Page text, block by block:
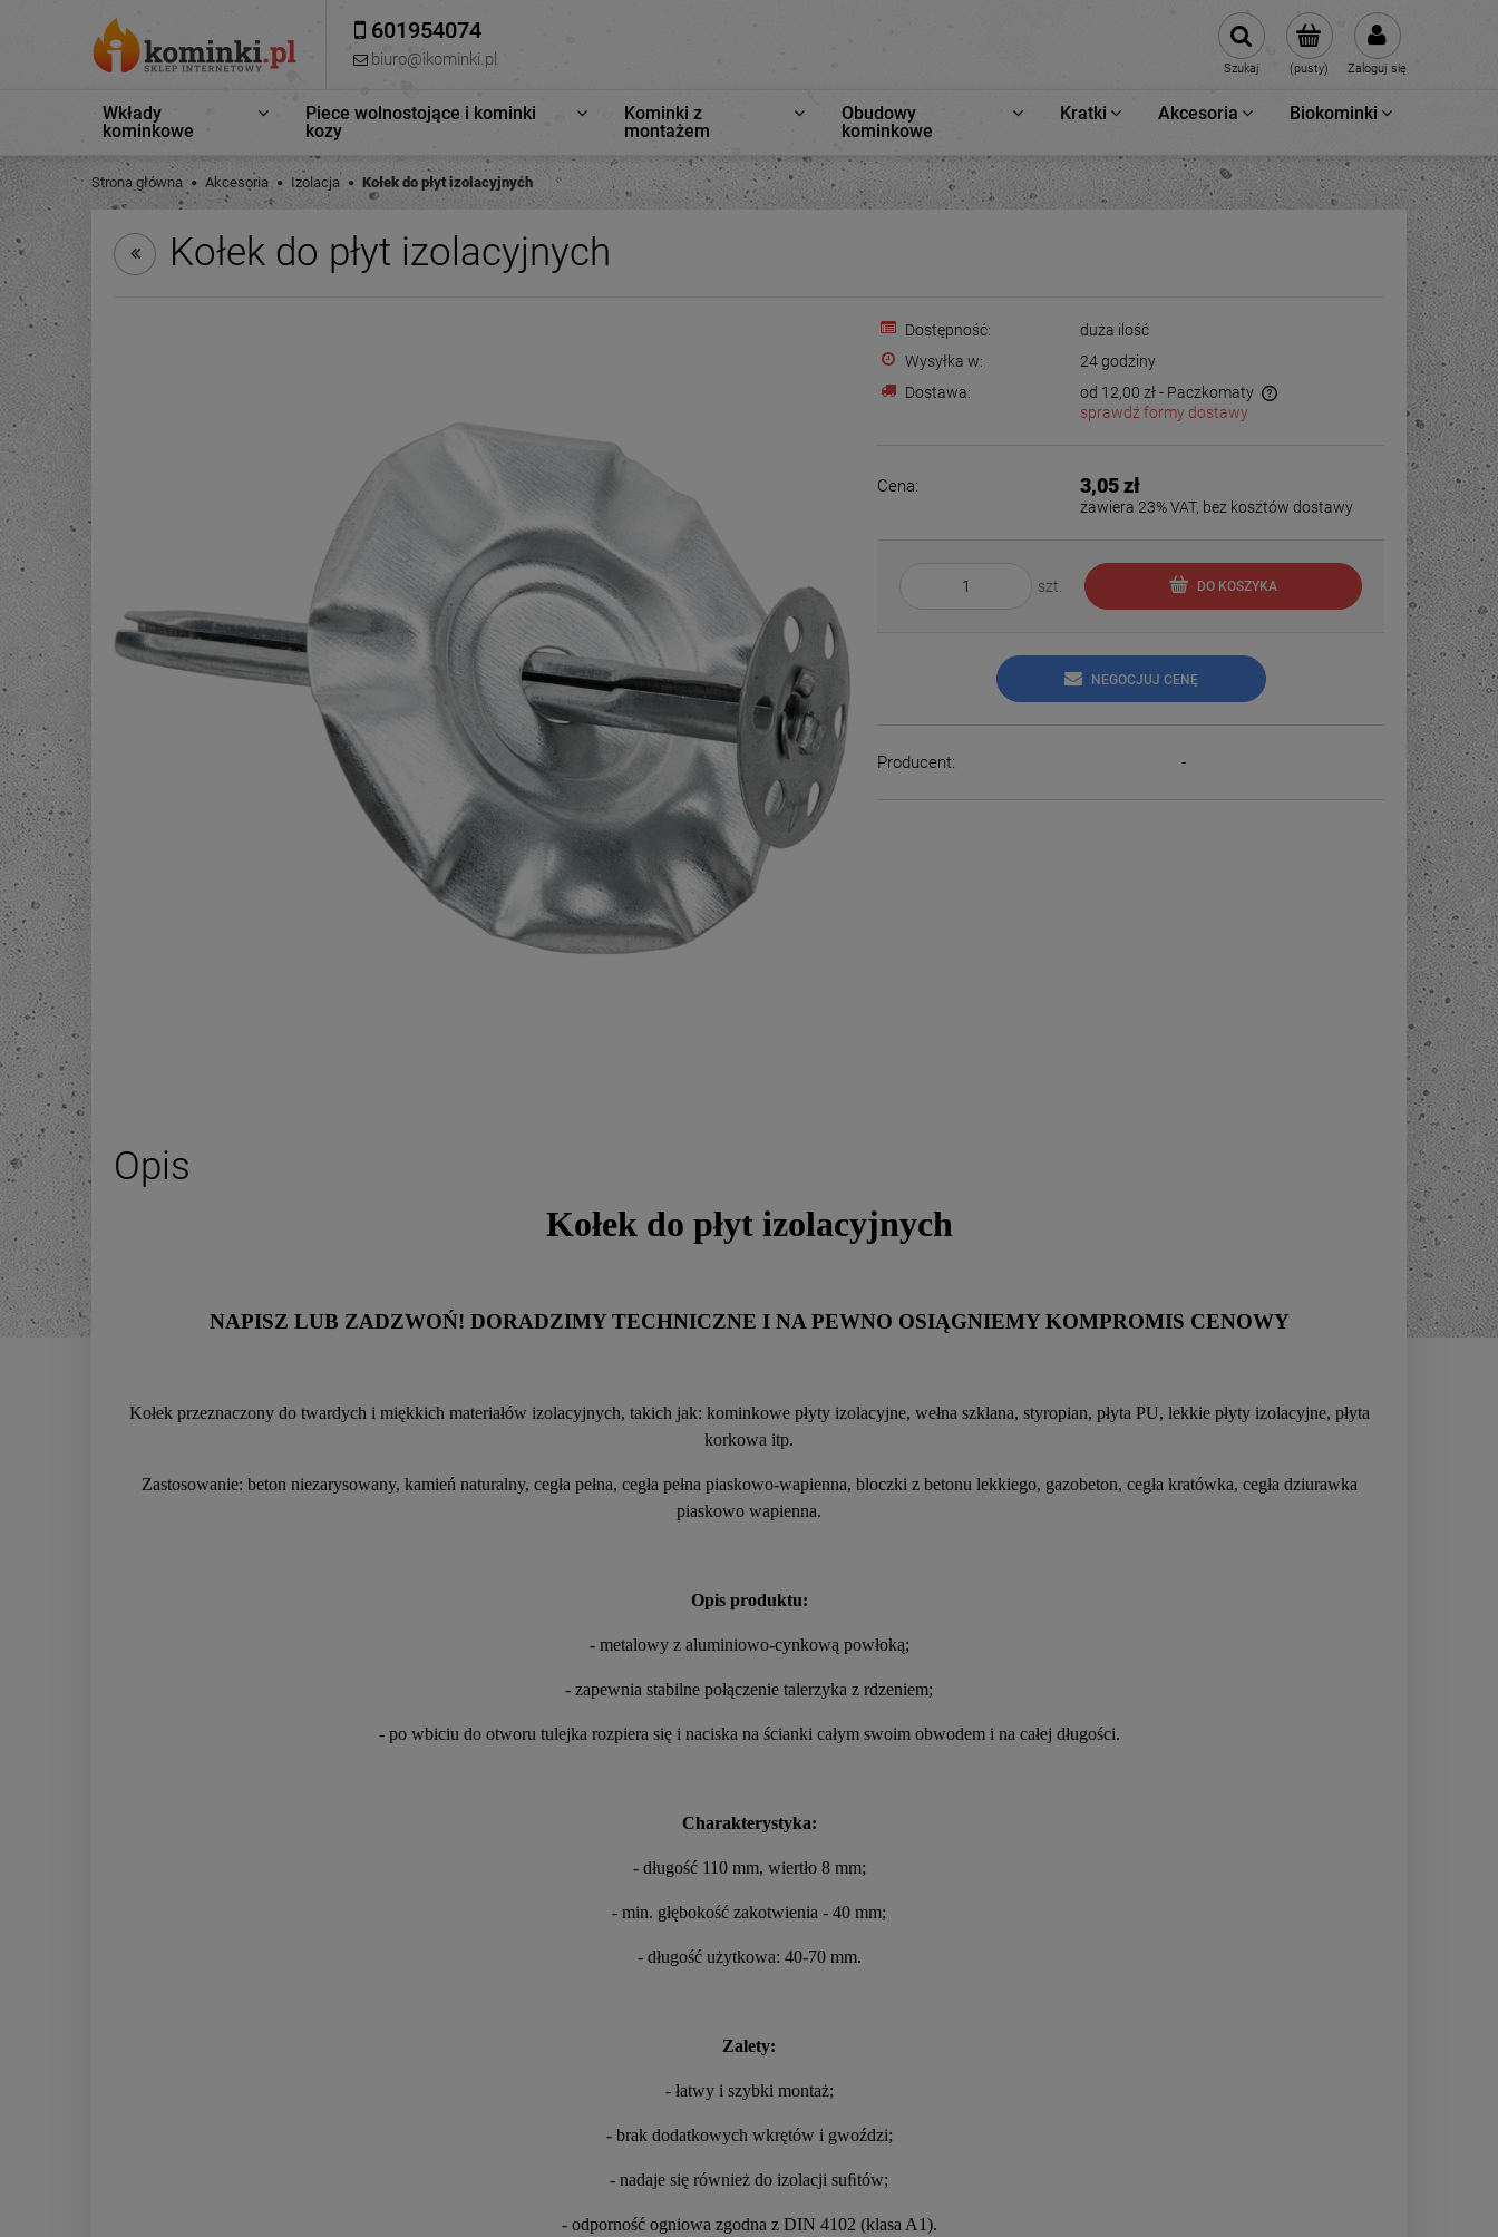
601954074
biuro@ikominki.pl (pusty) Zaloguj się
Szukaj
Wkłady
kominkowe
Piece wolnostojące i kominki
kozy
Kominki z
montażem
Obudowy
kominkowe
Kratki Akcesoria Biokominki
Strona główna Akcesoria Izolacja Kołek do płyt izolacyjnych
Kołek do płyt izolacyjnych
Dostępność:
duża ilość
Wysyłka w:
24 godziny
Dostawa:
od 12,00 zł - Paczkomaty
sprawdź formy dostawy
Cena: 3,05 zł
zawiera 23% VAT, bez kosztów dostawy
szt. DO KOSZYKA
NEGOCJUJ CENĘ
Producent: -
Opis
Kołek do płyt izolacyjnych
NAPISZ LUB ZADZWOŃ! DORADZIMY TECHNICZNE I NA PEWNO OSIĄGNIEMY KOMPROMIS CENOWY
Kołek przeznaczony do twardych i miękkich materiałów izolacyjnych, takich jak: kominkowe płyty izolacyjne, wełna szklana, styropian, płyta PU, lekkie płyty izolacyjne, płyta
korkowa itp.
Zastosowanie: beton niezarysowany, kamień naturalny, cegła pełna, cegła pełna piaskowo-wapienna, bloczki z betonu lekkiego, gazobeton, cegła kratówka, cegła dziurawka
piaskowo wapienna.
Opis produktu:
- metalowy z aluminiowo-cynkową powłoką;
- zapewnia stabilne połączenie talerzyka z rdzeniem;
- po wbiciu do otworu tulejka rozpiera się i naciska na ścianki całym swoim obwodem i na całej długości.
Charakterystyka:
- długość 110 mm, wiertło 8 mm;
- min. głębokość zakotwienia - 40 mm;
- długość użytkowa: 40-70 mm.
Zalety:
- łatwy i szybki montaż;
- brak dodatkowych wkrętów i gwoździ;
- nadaje się również do izolacji suﬁtów;
- odporność ogniowa zgodna z DIN 4102 (klasa A1).